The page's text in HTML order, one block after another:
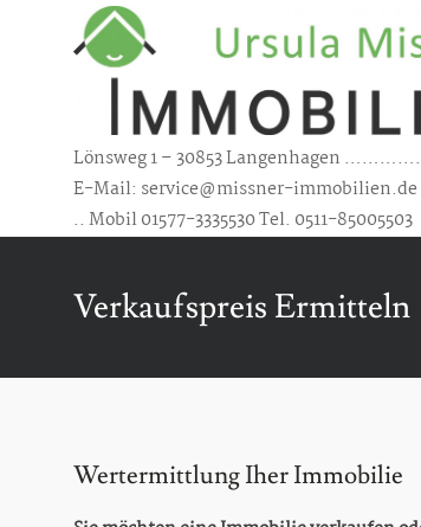
Lönsweg 1 – 30853 Langenhagen
E-Mail: service@missner-
.. Mobil 01577-3335530 Tel. 0511-85005503
Verkaufspreis Ermitteln
Wertermittlung Iher Immobilie